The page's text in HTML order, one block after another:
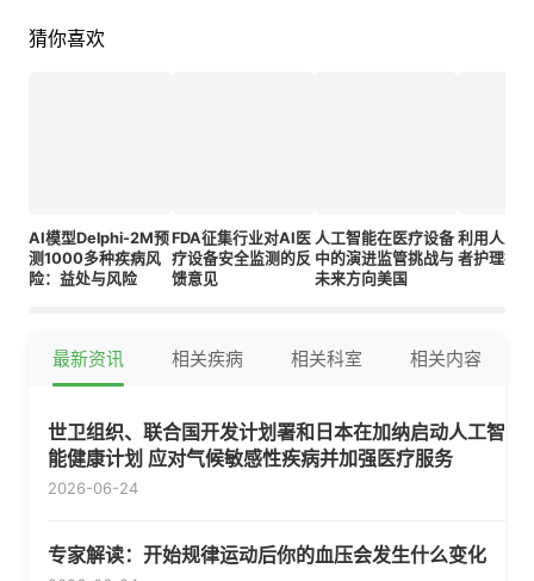
猜你喜欢
AI模型Delphi-2M预
测1000多种疾病风
险：益处与风险
FDA征集行业对AI医
疗设备安全监测的反
馈意见
人工智能在医疗设备
中的演进监管挑战与
未来方向美国
利用人工
者护理指南
最新资讯 相关疾病 相关科室 相关内容
世卫组织、联合国开发计划署和日本在加纳启动人工智
能健康计划 应对气候敏感性疾病并加强医疗服务
2026-06-24
专家解读：开始规律运动后你的血压会发生什么变化